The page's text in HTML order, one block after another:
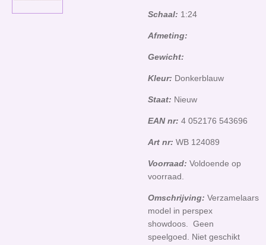
Schaal: 1:24
Afmeting:
Gewicht:
Kleur: Donkerblauw
Staat: Nieuw
EAN nr: 4 052176 543696
Art nr: WB 124089
Voorraad: Voldoende op
voorraad.
Omschrijving: Verzamelaars
model in perspex
showdoos. Geen
speelgoed. Niet geschikt